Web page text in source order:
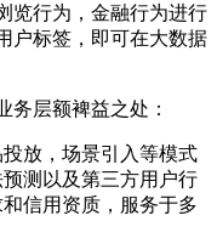
览行为，金融行为进行
户标签，即可在大数据
务层额裨益之处：
放，场景引入等模式
测以及第三方用户行
信用资质，服务于多